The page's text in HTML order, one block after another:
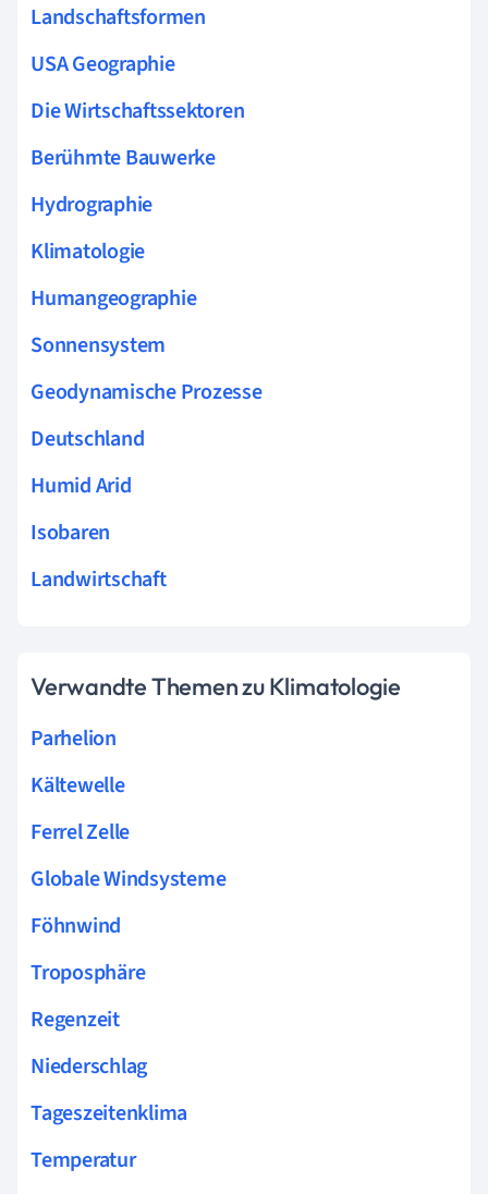
Landschaftsformen
USA Geographie
Die Wirtschaftssektoren
Berühmte Bauwerke
Hydrographie
Klimatologie
Humangeographie
Sonnensystem
Geodynamische Prozesse
Deutschland
Humid Arid
Isobaren
Landwirtschaft
Verwandte Themen zu Klimatologie
Parhelion
Kältewelle
Ferrel Zelle
Globale Windsysteme
Föhnwind
Troposphäre
Regenzeit
Niederschlag
Tageszeitenklima
Temperatur